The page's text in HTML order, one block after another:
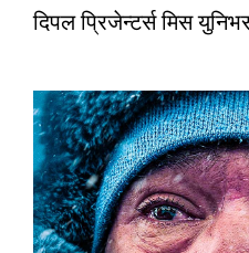
दिपल प्रिजेन्टर्स मिस